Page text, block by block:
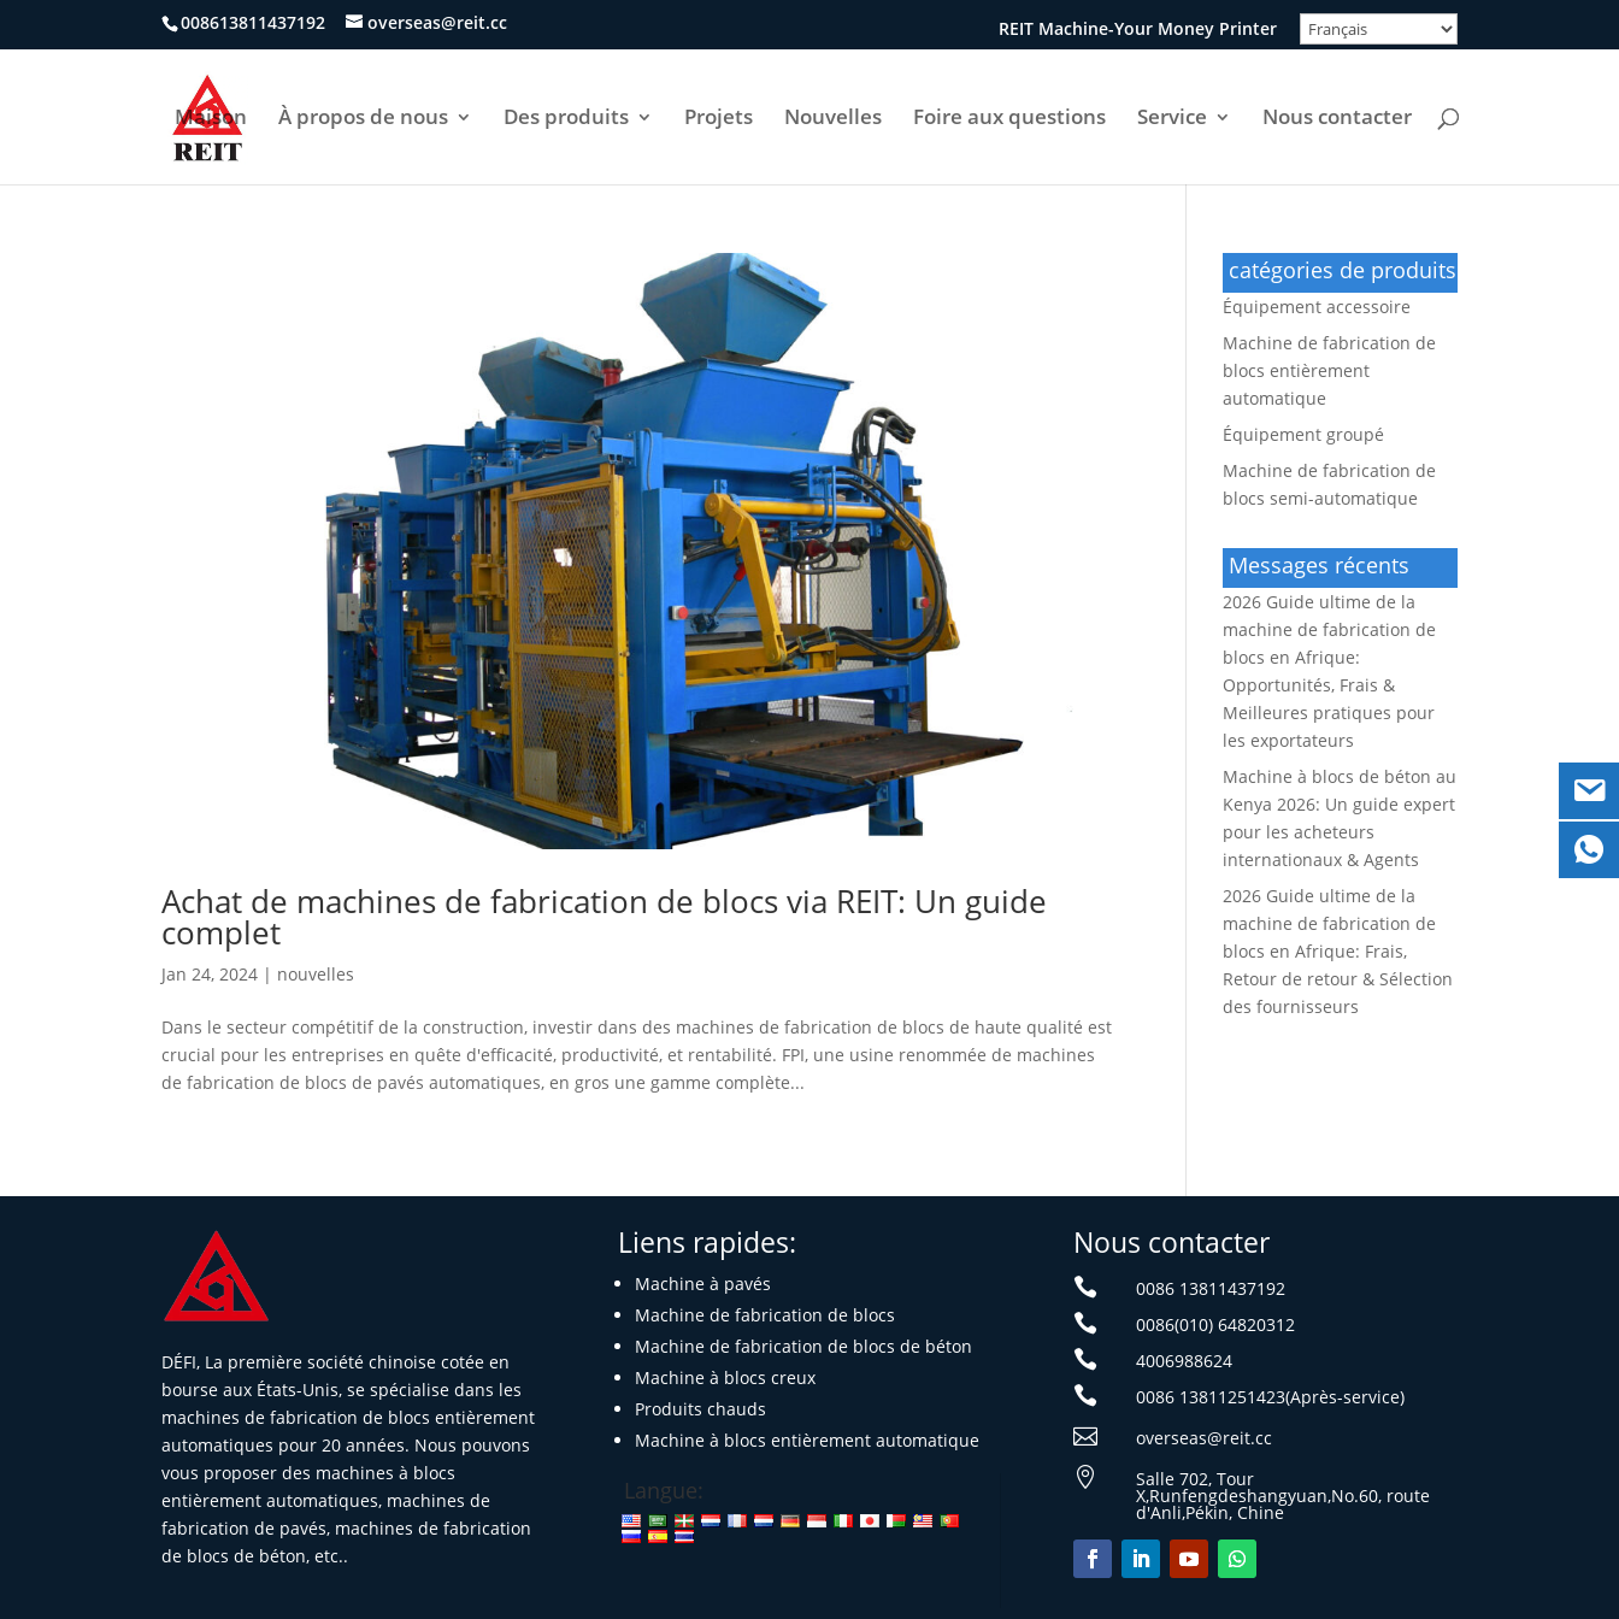
008613811437192 overseas@reit.cc REIT Machine-Your Money Printer
Maison À propos de nous Des produits Projets Nouvelles Foire aux questions Service Nous contacter
Achat de machines de fabrication de blocs via REIT: Un guide
complet
Jan 24, 2024 | nouvelles
Dans le secteur compétitif de la construction, investir dans des machines de fabrication de blocs de haute qualité est
crucial pour les entreprises en quête d'efficacité, productivité, et rentabilité. FPI, une usine renommée de machines
de fabrication de blocs de pavés automatiques, en gros une gamme complète...
catégories de produits
Équipement accessoire
Machine de fabrication de
blocs entièrement
automatique
Équipement groupé
Machine de fabrication de
blocs semi-automatique
Messages récents
2026 Guide ultime de la
machine de fabrication de
blocs en Afrique:
Opportunités, Frais &
Meilleures pratiques pour
les exportateurs
Machine à blocs de béton au
Kenya 2026: Un guide expert
pour les acheteurs
internationaux & Agents
2026 Guide ultime de la
machine de fabrication de
blocs en Afrique: Frais,
Retour de retour & Sélection
des fournisseurs
DÉFI, La première société chinoise cotée en
bourse aux États-Unis, se spécialise dans les
machines de fabrication de blocs entièrement
automatiques pour 20 années. Nous pouvons
vous proposer des machines à blocs
entièrement automatiques, machines de
fabrication de pavés, machines de fabrication
de blocs de béton, etc..
Liens rapides:
Machine à pavés
Machine de fabrication de blocs
Machine de fabrication de blocs de béton
Machine à blocs creux
Produits chauds
Machine à blocs entièrement automatique
Langue:
Nous contacter
 0086 13811437192
 0086(010) 64820312
 4006988624
 0086 13811251423(Après-service)
 overseas@reit.cc
 Salle 702, Tour
X,Runfengdeshangyuan,No.60, route
d'Anli,Pékin, Chine